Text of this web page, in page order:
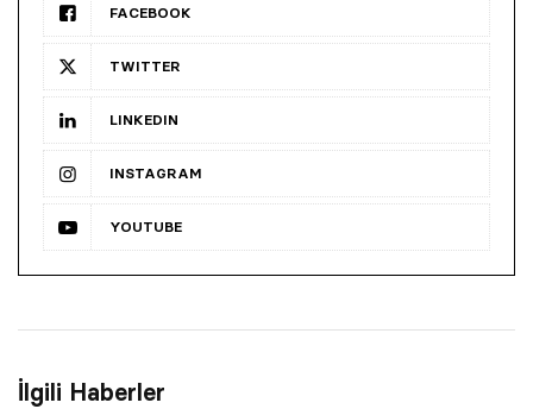
FACEBOOK
TWITTER
LINKEDIN
INSTAGRAM
YOUTUBE
İlgili Haberler